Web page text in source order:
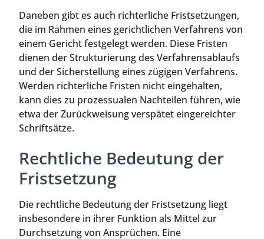
Daneben gibt es auch richterliche Fristsetzungen,
die im Rahmen eines gerichtlichen Verfahrens von
einem Gericht festgelegt werden. Diese Fristen
dienen der Strukturierung des Verfahrensablaufs
und der Sicherstellung eines zügigen Verfahrens.
Werden richterliche Fristen nicht eingehalten,
kann dies zu prozessualen Nachteilen führen, wie
etwa der Zurückweisung verspätet eingereichter
Schriftsätze.
Rechtliche Bedeutung der
Fristsetzung
Die rechtliche Bedeutung der Fristsetzung liegt
insbesondere in ihrer Funktion als Mittel zur
Durchsetzung von Ansprüchen. Eine